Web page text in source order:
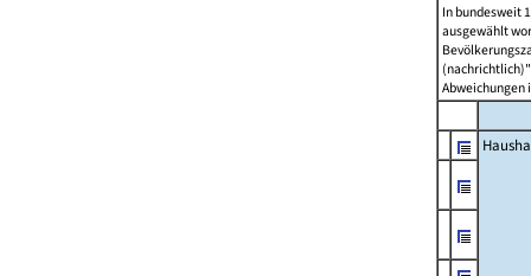
In bundesweit
ausgewählt
Abweichungen